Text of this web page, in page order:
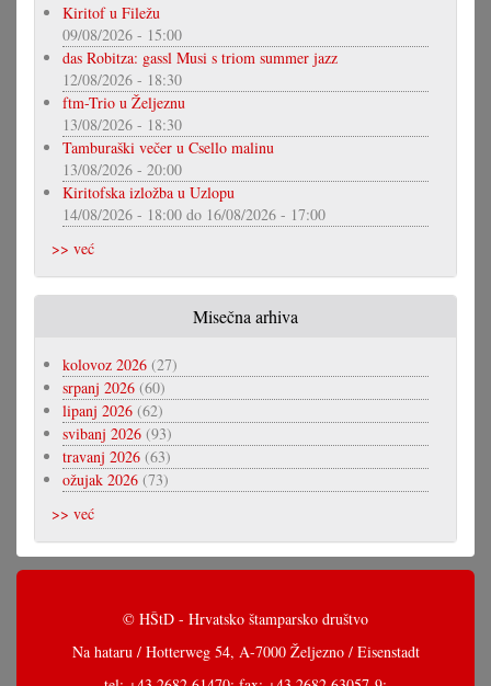
Kiritof u Filežu
09/08/2026 - 15:00
das Robitza: gassl Musi s triom summer jazz
12/08/2026 - 18:30
ftm-Trio u Željeznu
13/08/2026 - 18:30
Tamburaški večer u Csello malinu
13/08/2026 - 20:00
Kiritofska izložba u Uzlopu
14/08/2026 - 18:00 do 16/08/2026 - 17:00
>> već
Misečna arhiva
kolovoz 2026 (27)
srpanj 2026 (60)
lipanj 2026 (62)
svibanj 2026 (93)
travanj 2026 (63)
ožujak 2026 (73)
>> već
© HŠtD - Hrvatsko štamparsko društvo
Na hataru / Hotterweg 54, A-7000 Željezno / Eisenstadt